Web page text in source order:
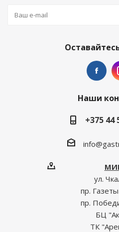
Наши
+375 44
ул.
пр.
пр.
БЦ
ТК